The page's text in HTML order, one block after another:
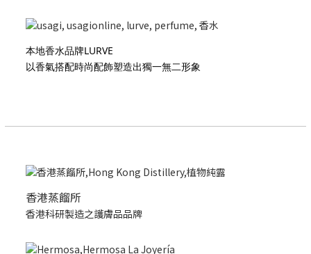
本地香水品牌LURVE
以香氣搭配時尚配飾塑造出獨一無二形象
香港蒸餾所
香港科研製造之護膚品品牌